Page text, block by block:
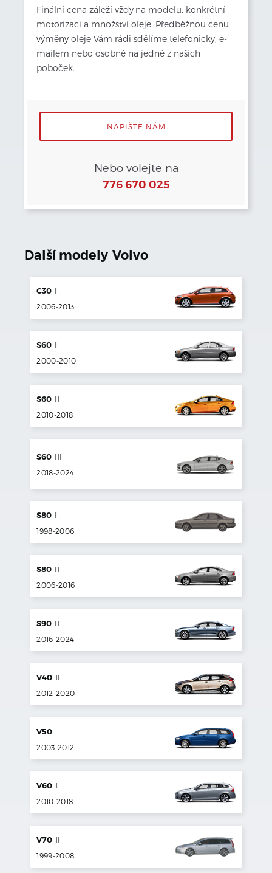
Finální cena záleží vždy na modelu, konkrétní
motorizaci a množství oleje. Předběžnou cenu
výměny oleje Vám rádi sdělíme telefonicky, e-
mailem nebo osobně na jedné z našich
poboček.
NAPIŠTE NÁM
Nebo volejte na
776 670 025
Další modely Volvo
C30 I
2006-2013
S60 I
2000-2010
S60 II
2010-2018
S60 III
2018-2024
S80 I
1998-2006
S80 II
2006-2016
S90 II
2016-2024
V40 II
2012-2020
V50
2003-2012
V60 I
2010-2018
V70 II
1999-2008